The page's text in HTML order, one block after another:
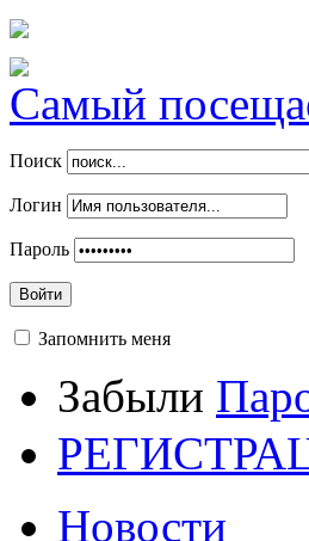
Самый
Поиск
Логин
Пароль
Войти
Запомнить меня
Забыли
Новости